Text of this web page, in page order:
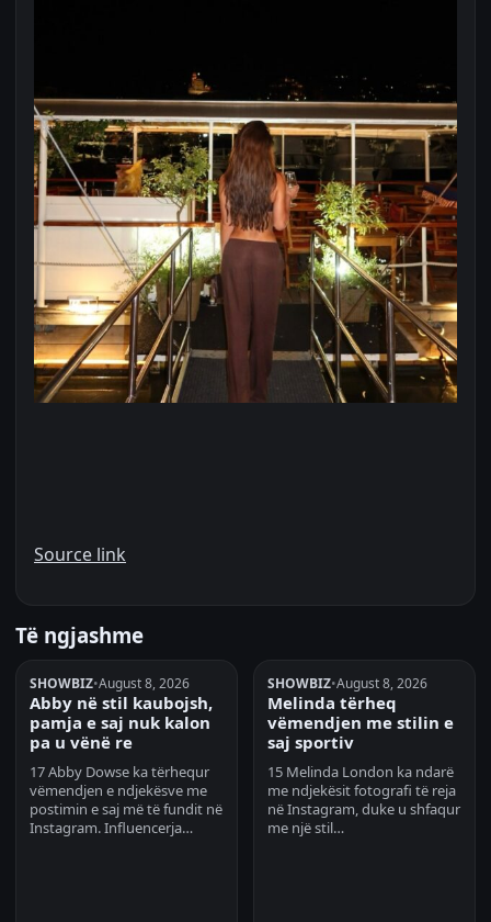
Source link
Të ngjashme
SHOWBIZ•August 8, 2026
Abby në stil kaubojsh,
pamja e saj nuk kalon
pa u vënë re
17 Abby Dowse ka tërhequr
vëmendjen e ndjekësve me
postimin e saj më të fundit në
Instagram. Influencerja…
SHOWBIZ•August 8, 2026
Melinda tërheq
vëmendjen me stilin e
saj sportiv
15 Melinda London ka ndarë
me ndjekësit fotografi të reja
në Instagram, duke u shfaqur
me një stil…